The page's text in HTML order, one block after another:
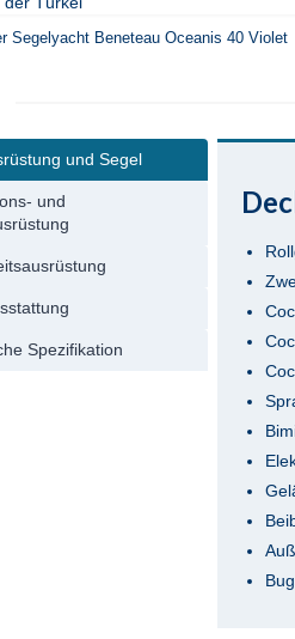
Segelyacht Beneteau Oceanis 40 Violet
und Segel
und
Spezifikation